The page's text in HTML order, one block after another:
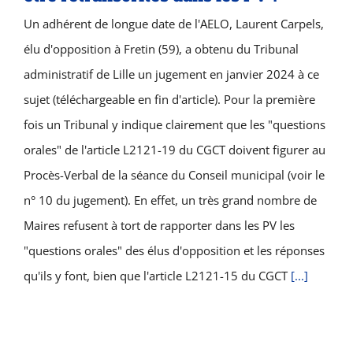
Un adhérent de longue date de l'AELO, Laurent Carpels,
élu d'opposition à Fretin (59), a obtenu du Tribunal
administratif de Lille un jugement en janvier 2024 à ce
sujet (téléchargeable en fin d'article). Pour la première
fois un Tribunal y indique clairement que les "questions
orales" de l'article L2121-19 du CGCT doivent figurer au
Procès-Verbal de la séance du Conseil municipal (voir le
n° 10 du jugement). En effet, un très grand nombre de
Maires refusent à tort de rapporter dans les PV les
"questions orales" des élus d'opposition et les réponses
qu'ils y font, bien que l'article L2121-15 du CGCT [...]